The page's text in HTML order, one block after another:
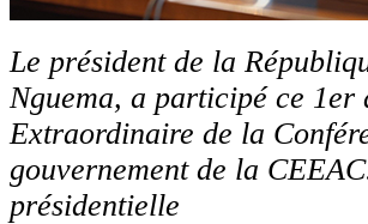
Le président de la
Nguema, a participé ce 1er
Extraordinaire de la
gouvernement de la
présidentielle